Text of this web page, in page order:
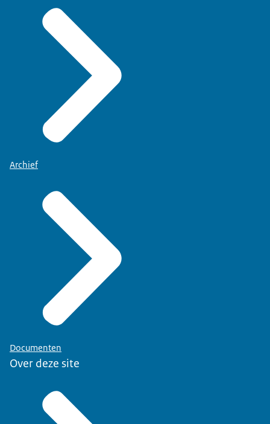
Archief
Documenten
Over deze site